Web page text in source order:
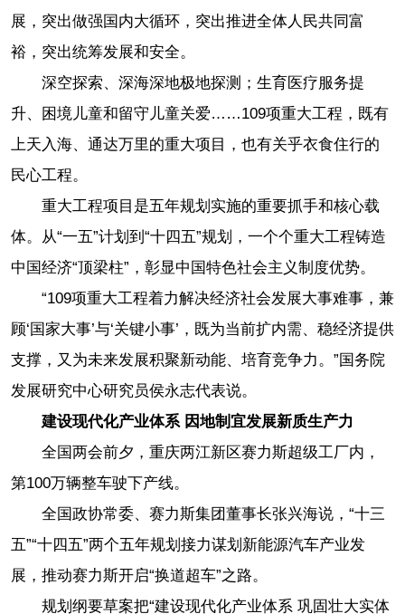
展，突出做强国内大循环，突出推进全体人民共同富
裕，突出统筹发展和安全。
深空探索、深海深地极地探测；生育医疗服务提
升、困境儿童和留守儿童关爱……109项重大工程，既有
上天入海、通达万里的重大项目，也有关乎衣食住行的
民心工程。
重大工程项目是五年规划实施的重要抓手和核心载
体。从“一五”计划到“十四五”规划，一个个重大工程铸造
中国经济“顶梁柱”，彰显中国特色社会主义制度优势。
“109项重大工程着力解决经济社会发展大事难事，兼
顾‘国家大事’与‘关键小事’，既为当前扩内需、稳经济提供
支撑，又为未来发展积聚新动能、培育竞争力。”国务院
发展研究中心研究员侯永志代表说。
建设现代化产业体系 因地制宜发展新质生产力
全国两会前夕，重庆两江新区赛力斯超级工厂内，
第100万辆整车驶下产线。
全国政协常委、赛力斯集团董事长张兴海说，“十三
五”“十四五”两个五年规划接力谋划新能源汽车产业发
展，推动赛力斯开启“换道超车”之路。
规划纲要草案把“建设现代化产业体系 巩固壮大实体